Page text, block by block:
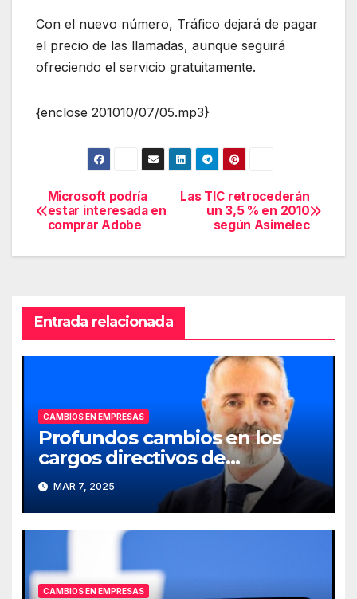
Con el nuevo número, Tráfico dejará de pagar
el precio de las llamadas, aunque seguirá
ofreciendo el servicio gratuitamente.
{enclose 201010/07/05.mp3}
Navegación
de
Las TIC retrocederán
un 3,5 % en 2010
según Asimelec
Microsoft podría
estar interesada en
comprar Adobe
Entrada relacionada
CAMBIOS EN EMPRESAS
Profundos cambios en los
cargos directivos de
Telefónica
MAR 7, 2025
CAMBIOS EN EMPRESAS